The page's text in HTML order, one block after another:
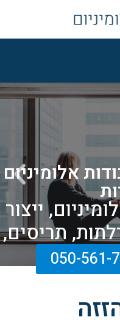
אלומיניום
ייצור
תריסים,